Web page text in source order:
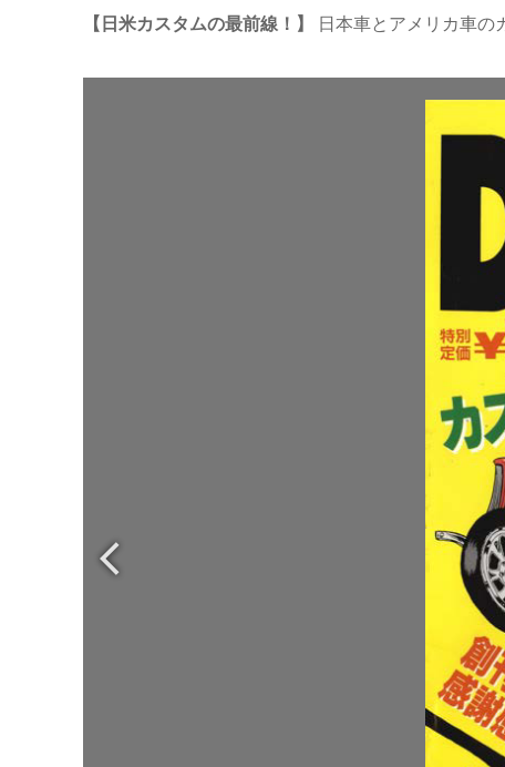
【日米カスタムの最前線！】 日本車とアメリカ車の